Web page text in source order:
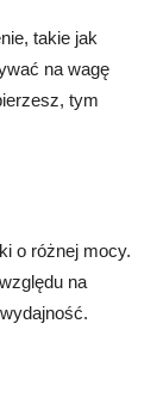
takie jak
na wagę
tym
o różnej mocy.
na